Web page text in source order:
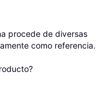
procede de diversas
como referencia.